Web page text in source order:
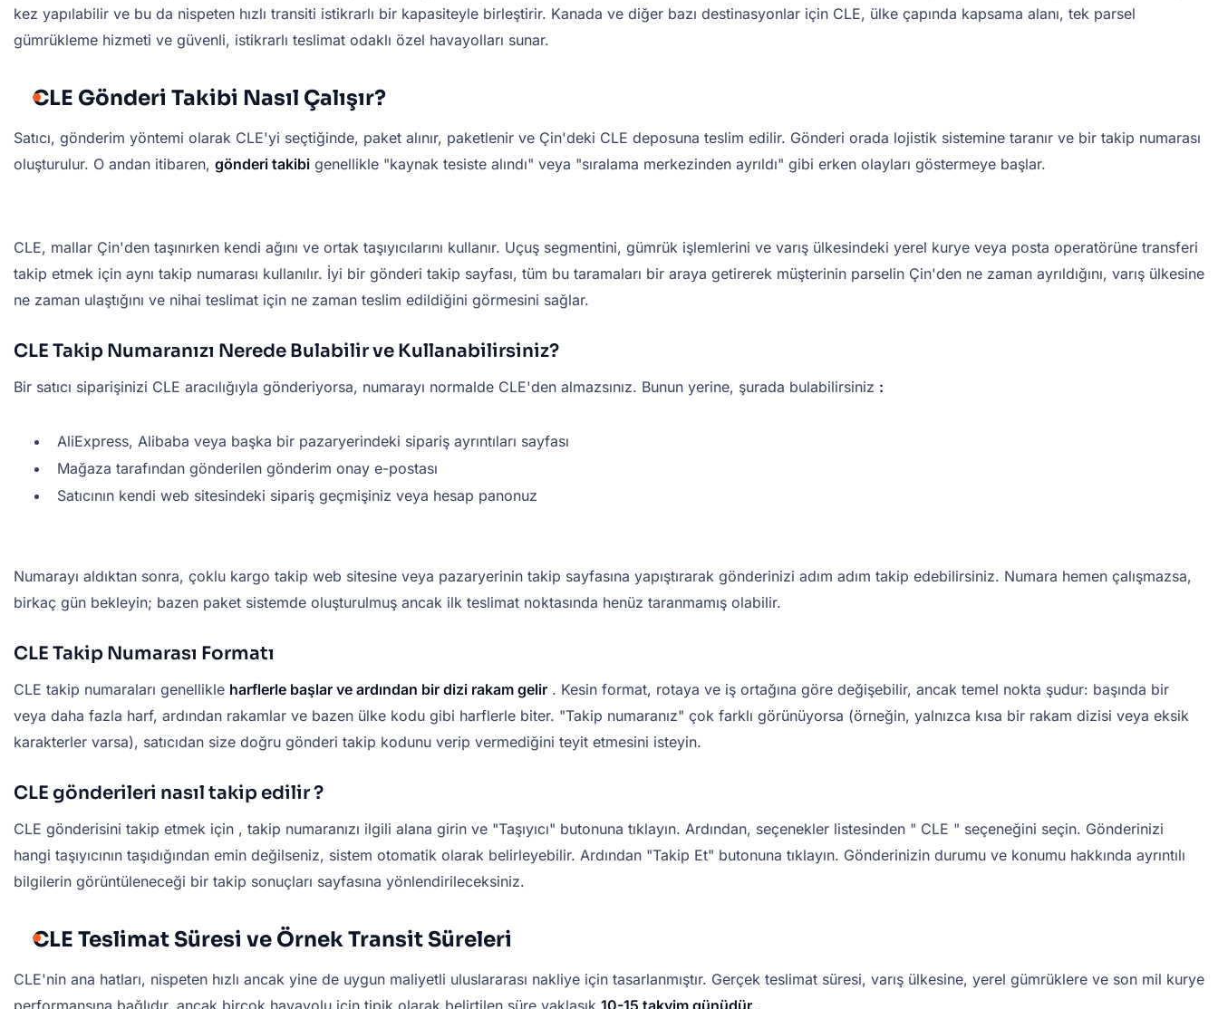
kez yapılabilir ve bu da nispeten hızlı transiti istikrarlı bir kapasiteyle birleştirir. Kanada ve diğer bazı destinasyonlar için CLE, ülke çapında kapsama alanı, tek parsel
gümrükleme hizmeti ve güvenli, istikrarlı teslimat odaklı özel havayolları sunar.
CLE Gönderi Takibi Nasıl Çalışır?
Satıcı, gönderim yöntemi olarak CLE'yi seçtiğinde, paket alınır, paketlenir ve Çin'deki CLE deposuna teslim edilir. Gönderi orada lojistik sistemine taranır ve bir takip numarası
oluşturulur. O andan itibaren, gönderi takibi genellikle "kaynak tesiste alındı" veya "sıralama merkezinden ayrıldı" gibi erken olayları göstermeye başlar.
CLE, mallar Çin'den taşınırken kendi ağını ve ortak taşıyıcılarını kullanır. Uçuş segmentini, gümrük işlemlerini ve varış ülkesindeki yerel kurye veya posta operatörüne transferi
takip etmek için aynı takip numarası kullanılır. İyi bir gönderi takip sayfası, tüm bu taramaları bir araya getirerek müşterinin parselin Çin'den ne zaman ayrıldığını, varış ülkesine
ne zaman ulaştığını ve nihai teslimat için ne zaman teslim edildiğini görmesini sağlar.
CLE Takip Numaranızı Nerede Bulabilir ve Kullanabilirsiniz?
Bir satıcı siparişinizi CLE aracılığıyla gönderiyorsa, numarayı normalde CLE'den almazsınız. Bunun yerine, şurada bulabilirsiniz :
AliExpress, Alibaba veya başka bir pazaryerindeki sipariş ayrıntıları sayfası
Mağaza tarafından gönderilen gönderim onay e-postası
Satıcının kendi web sitesindeki sipariş geçmişiniz veya hesap panonuz
Numarayı aldıktan sonra, çoklu kargo takip web sitesine veya pazaryerinin takip sayfasına yapıştırarak gönderinizi adım adım takip edebilirsiniz. Numara hemen çalışmazsa,
birkaç gün bekleyin; bazen paket sistemde oluşturulmuş ancak ilk teslimat noktasında henüz taranmamış olabilir.
CLE Takip Numarası Formatı
CLE takip numaraları genellikle harflerle başlar ve ardından bir dizi rakam gelir . Kesin format, rotaya ve iş ortağına göre değişebilir, ancak temel nokta şudur: başında bir
veya daha fazla harf, ardından rakamlar ve bazen ülke kodu gibi harflerle biter. "Takip numaranız" çok farklı görünüyorsa (örneğin, yalnızca kısa bir rakam dizisi veya eksik
karakterler varsa), satıcıdan size doğru gönderi takip kodunu verip vermediğini teyit etmesini isteyin.
CLE gönderileri nasıl takip edilir ?
CLE gönderisini takip etmek için , takip numaranızı ilgili alana girin ve "Taşıyıcı" butonuna tıklayın. Ardından, seçenekler listesinden " CLE " seçeneğini seçin. Gönderinizi
hangi taşıyıcının taşıdığından emin değilseniz, sistem otomatik olarak belirleyebilir. Ardından "Takip Et" butonuna tıklayın. Gönderinizin durumu ve konumu hakkında ayrıntılı
bilgilerin görüntüleneceği bir takip sonuçları sayfasına yönlendirileceksiniz.
CLE Teslimat Süresi ve Örnek Transit Süreleri
CLE'nin ana hatları, nispeten hızlı ancak yine de uygun maliyetli uluslararası nakliye için tasarlanmıştır. Gerçek teslimat süresi, varış ülkesine, yerel gümrüklere ve son mil kurye
performansına bağlıdır, ancak birçok havayolu için tipik olarak belirtilen süre yaklaşık 10-15 takvim günüdür .